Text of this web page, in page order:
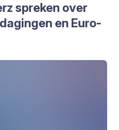
spre­ken over
en Euro­